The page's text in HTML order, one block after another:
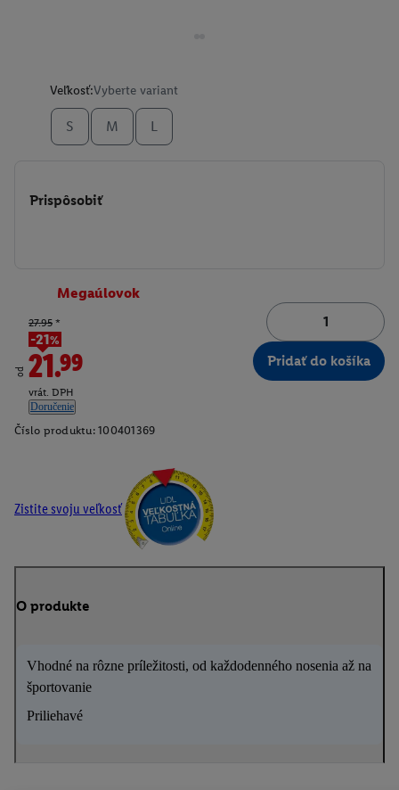
Veľkosť:Vyberte variant
S M L
Prispôsobiť
Megaúlovok
od
27.95 *
-21%
21.99
vrát. DPH
Doručenie
Pridať do košíka
Číslo produktu: 100401369
Zistite svoju veľkosť
O produkte
Vhodné na rôzne príležitosti, od každodenného nosenia až na
športovanie
Priliehavé